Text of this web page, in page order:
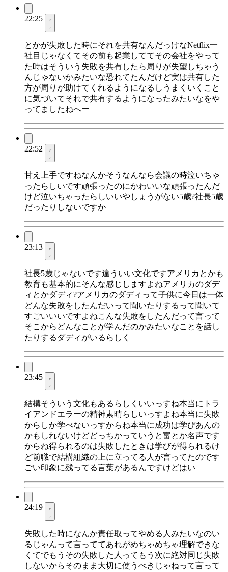
22:25
とかが失敗した時にそれを共有なんだっけなNetflix一
社目じゃなくてその前も起業しててその会社をやって
た時はそういう失敗を共有したら周りが失望しちゃう
んじゃないかみたいな恐れてたんだけど実は共有した
方が周りが助けてくれるようになるしうまくいくこと
に気づいてそれで共有するようになったみたいなをや
ってましたねへー
22:52
甘え上手ですねなんかそうなんなら会議の時泣いちゃ
ったらしいです頑張ったのにかわいいな頑張ったんだ
けど泣いちゃったらしいいやしょうがない5歳?社長5歳
だったりしないですか
23:13
社長5歳じゃないです違ういい文化ですアメリカとかも
教育も基本的にそんな感じしますよねアメリカのダデ
ィとかダディ?アメリカのダディって子供に今日は一体
どんな失敗をしたんだいって聞いたりするって聞いて
すごいいいですよねこんな失敗をしたんだって言って
そこからどんなことが学んだのかみたいなことを話し
たりするダディがいるらしく
23:45
結構そういう文化もあるらしくいいっすね本当にトラ
イアンドエラーの精神素晴らしいっすよね本当に失敗
からしか学べないっすからね本当に成功は学びあんの
かもしれないけどどっちかっていうと富とか名声です
からね得られるのは失敗したときは学びが得られるけ
ど前職で結構組織の上に立ってる人が言ってたのです
ごい印象に残ってる言葉があるんですけどはい
24:19
失敗した時になんか責任取ってやめる人みたいなのい
るじゃんって言っててあれがめちゃめちゃ理解できな
くてでもうその失敗した人ってもう次に絶対同じ失敗
しないからそのまま大切に使うべきじゃねって言って